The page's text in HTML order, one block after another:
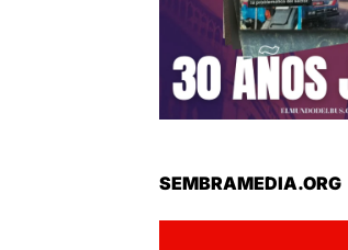
SEMBRAMEDIA.ORG